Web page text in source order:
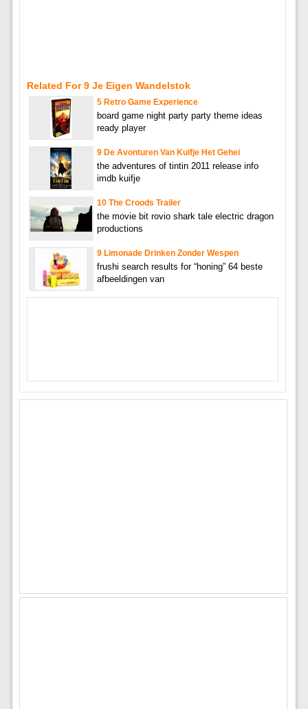
Related For 9 Je Eigen Wandelstok
5 Retro Game Experience
board game night party party theme ideas
ready player
9 De Avonturen Van Kuifje Het Gehei
the adventures of tintin 2011 release info
imdb kuifje
10 The Croods Trailer
the movie bit rovio shark tale electric dragon
productions
9 Limonade Drinken Zonder Wespen
frushi search results for “honing” 64 beste
afbeeldingen van